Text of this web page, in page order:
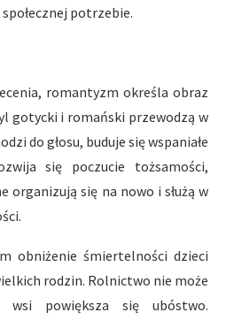
potrzebie.
romantyzm określa obraz
gotycki i romański przewodzą w
do głosu, buduje się wspaniałe
się poczucie tożsamości,
organizują się na nowo i służą w
obniżenie śmiertelności dzieci
rodzin. Rolnictwo nie może
powiększa się ubóstwo.